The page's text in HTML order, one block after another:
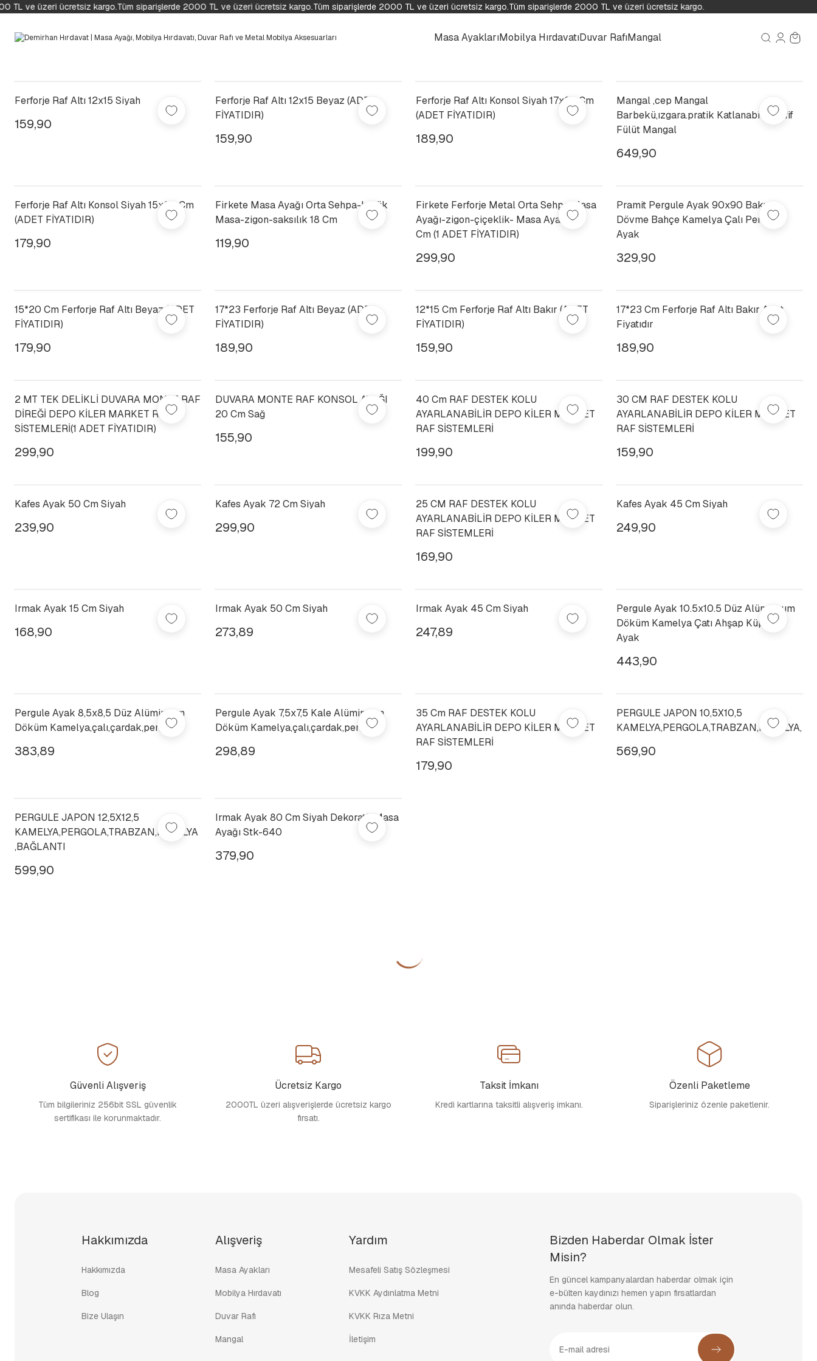
TL ve üzeri ücretsiz kargo.Tüm siparişlerde 2000 TL ve üzeri ücretsiz kargo.Tüm siparişlerde 2000 TL ve üzeri ücretsiz kargo.Tüm siparişlerde 2000 TL ve üzeri ücretsiz kargo.
Masa AyaklarıMobilya HırdavatıDuvar RafıMangal
Ferforje Raf Altı 12x15 Siyah
159,90
Ferforje Raf Altı 12x15 Beyaz (ADET
FİYATIDIR)
159,90
Ferforje Raf Altı Konsol Siyah 17x23 Cm
(ADET FİYATIDIR)
189,90
Mangal ,cep Mangal
Barbekü,ızgara.pratik Katlanabilir Hafif
Fülüt Mangal
649,90
Ferforje Raf Altı Konsol Siyah 15x20 Cm
(ADET FİYATIDIR)
179,90
Firkete Masa Ayağı Orta Sehpa-kütük
Masa-zigon-saksılık 18 Cm
119,90
Firkete Ferforje Metal Orta Sehpa Masa
Ayağı-zigon-çiçeklik- Masa Ayağı 40
Cm (1 ADET FİYATIDIR)
299,90
Pramit Pergule Ayak 90x90 Bakır
Dövme Bahçe Kamelya Çalı Pergole
Ayak
329,90
15*20 Cm Ferforje Raf Altı Beyaz (ADET
FİYATIDIR)
179,90
17*23 Ferforje Raf Altı Beyaz (ADET
FİYATIDIR)
189,90
12*15 Cm Ferforje Raf Altı Bakır (ADET
FİYATIDIR)
159,90
17*23 Cm Ferforje Raf Altı Bakır Adet
Fiyatıdır
189,90
2 MT TEK DELİKLİ DUVARA MONTE RAF
DİREĞİ DEPO KİLER MARKET RAF
SİSTEMLERİ(1 ADET FİYATIDIR)
299,90
DUVARA MONTE RAF KONSOL AYAĞI
20 Cm Sağ
155,90
40 Cm RAF DESTEK KOLU
AYARLANABİLİR DEPO KİLER MARKET
RAF SİSTEMLERİ
199,90
30 CM RAF DESTEK KOLU
AYARLANABİLİR DEPO KİLER MARKET
RAF SİSTEMLERİ
159,90
Kafes Ayak 50 Cm Siyah
239,90
Kafes Ayak 72 Cm Siyah
299,90
25 CM RAF DESTEK KOLU
AYARLANABİLİR DEPO KİLER MARKET
RAF SİSTEMLERİ
169,90
Kafes Ayak 45 Cm Siyah
249,90
Irmak Ayak 15 Cm Siyah
168,90
Irmak Ayak 50 Cm Siyah
273,89
Irmak Ayak 45 Cm Siyah
247,89
Pergule Ayak 10.5x10.5 Düz Alüminyum
Döküm Kamelya Çatı Ahşap Küpeşte
Ayak
443,90
Pergule Ayak 8,5x8,5 Düz Alüminyum
Döküm Kamelya,çalı,çardak,pergole,
383,89
Pergule Ayak 7,5x7,5 Kale Alüminyum
Döküm Kamelya,çalı,çardak,pergole,
298,89
35 Cm RAF DESTEK KOLU
AYARLANABİLİR DEPO KİLER MARKET
RAF SİSTEMLERİ
179,90
PERGULE JAPON 10,5X10,5
569,90
PERGULE JAPON 12,5X12,5
KAMELYA,PERGOLA,TRABZAN,MOBİLYA
,BAĞLANTI
599,90
Irmak Ayak 80 Cm Siyah Dekoratif Masa
Ayağı Stk-640
379,90
Güvenli Alışveriş
Tüm bilgileriniz 256bit SSL güvenlik
sertifikası ile korunmaktadır.
Ücretsiz Kargo
2000TL üzeri alışverişlerde ücretsiz kargo
fırsatı.
Taksit İmkanı
Kredi kartlarına taksitli alışveriş imkanı.
Özenli Paketleme
Siparişleriniz özenle paketlenir.
Hakkımızda
Hakkımızda
Blog
Bize Ulaşın
Alışveriş
Masa Ayakları
Mobilya Hırdavatı
Duvar Rafı
Mangal
Yardım
Mesafeli Satış Sözleşmesi
KVKK Aydınlatma Metni
KVKK Rıza Metni
İletişim
Bizden Haberdar Olmak İster
Misin?
En güncel kampanyalardan haberdar olmak için
e-bülten kaydınızı hemen yapın fırsatlardan
anında haberdar olun.